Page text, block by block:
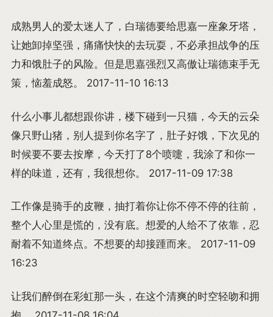
成熟男人的爱太迷人了，白瑞德要给思嘉一座象牙塔，
让她卸掉坚强，痛痛快快的去玩耍，不必承担战争的压
力和饿肚子的风险。但是思嘉强烈又高傲让瑞德束手无
策，恼羞成怒。 2017-11-10 16:13
什么小事儿都想跟你讲，楼下碰到一只猫，今天的云朵
像只野山猪，别人提到你名字了，肚子好饿，下次见的
时候要不要去按摩，今天打了8个喷嚏，我涂了和你一
样的味道，还有，我很想你。 2017-11-09 17:38
工作像是骑手的皮鞭，抽打着你让你不停不停的往前，
整个人心里是慌的，没有底。想爱的人给不了依靠，忍
耐着不知道终点。不想要的却接踵而来。 2017-11-09
16:23
让我们醉倒在彩虹那一头，在这个清爽的时空轻吻和拥